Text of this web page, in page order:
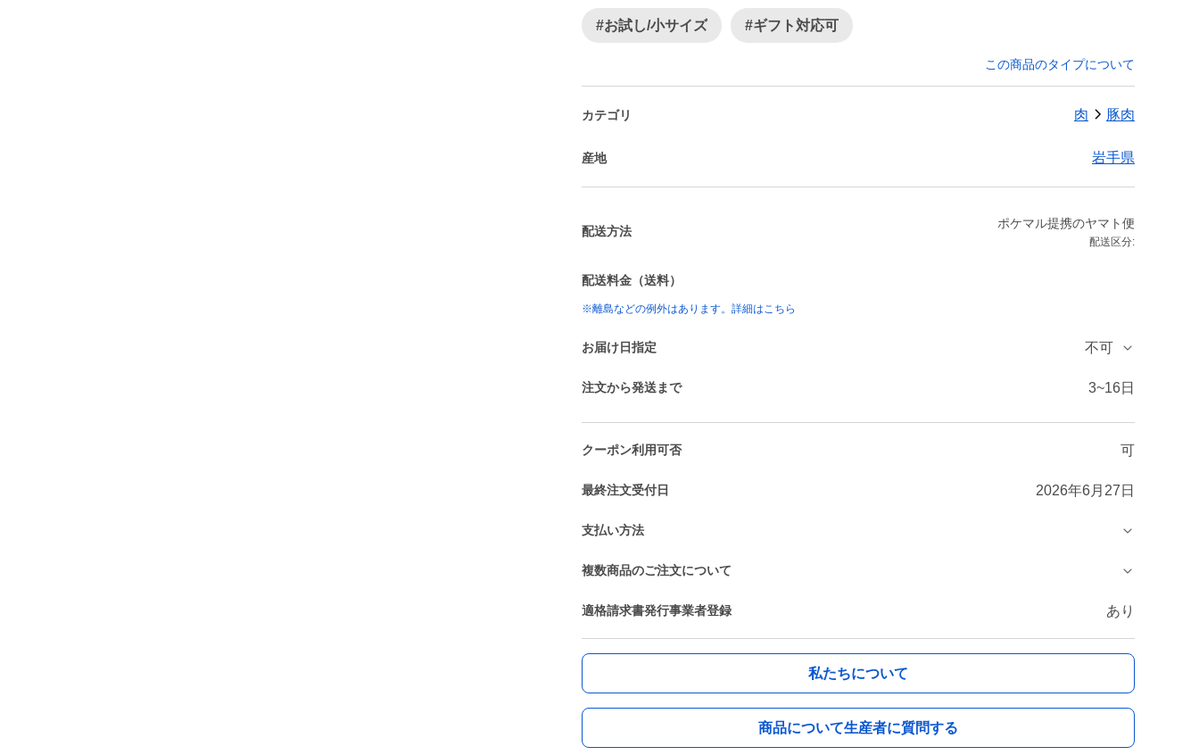
#お試し/小サイズ #ギフト対応可
この商品のタイプについて
カテゴリ 肉 豚肉
産地 岩手県
配送方法
ポケマル提携のヤマト便
配送区分:
配送料金（送料）
※離島などの例外はあります。詳細はこちら
お届け日指定 不可
注文から発送まで 3~16日
クーポン利用可否 可
最終注文受付日 2026年6月27日
支払い方法
複数商品のご注文について
適格請求書発行事業者登録 あり
私たちについて
商品について生産者に質問する